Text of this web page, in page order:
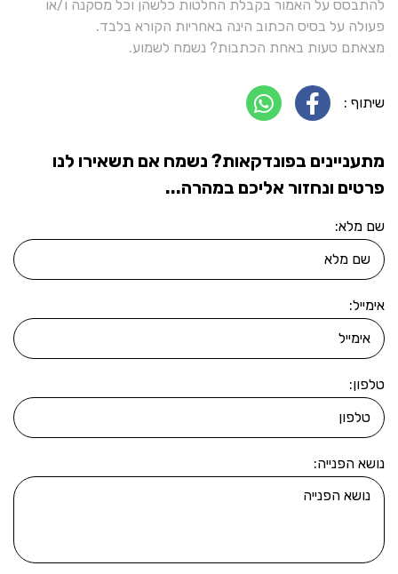
להתבסס על האמור בקבלת החלטות כלשהן וכל מסקנה ו/או
פעולה על בסיס הכתוב הינה באחריות הקורא בלבד.
מצאתם טעות באחת הכתבות? נשמח לשמוע.
שיתוף :
מתעניינים בפונדקאות? נשמח אם תשאירו לנו
פרטים ונחזור אליכם במהרה...
שם מלא:
אימייל:
טלפון:
נושא הפנייה: